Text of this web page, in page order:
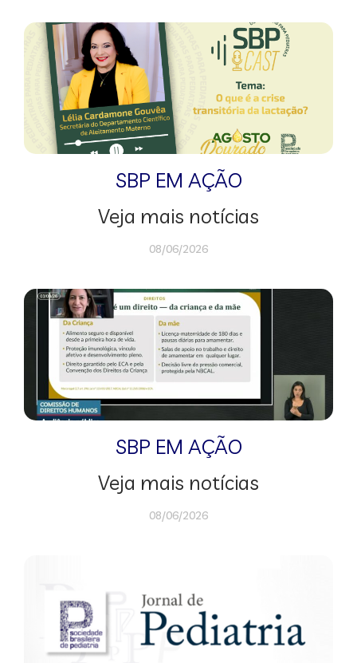
SBP EM AÇÃO
Veja mais notícias
08/06/2026
SBP EM AÇÃO
Veja mais notícias
08/06/2026